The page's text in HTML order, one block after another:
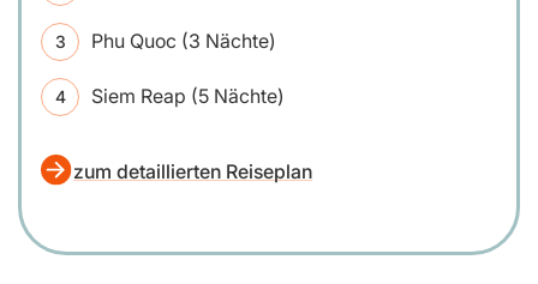
Phu Quoc (3 Nächte)
Siem Reap (5 Nächte)
zum detaillierten Reiseplan